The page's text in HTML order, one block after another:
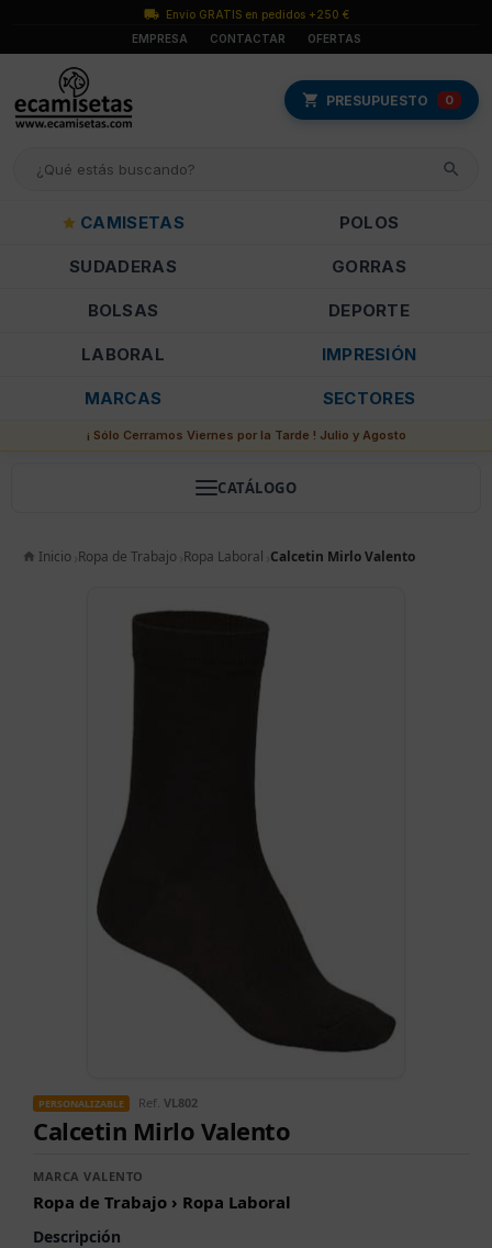
Envío GRATIS en pedidos +250 €
EMPRESA
CONTACTAR OFERTAS
PRESUPUESTO 0
CAMISETAS POLOS
SUDADERAS GORRAS
BOLSAS DEPORTE
LABORAL IMPRESIÓN
MARCAS SECTORES
¡ Sólo Cerramos Viernes por la Tarde ! Julio y Agosto
CATÁLOGO
Inicio Ropa de Trabajo Ropa Laboral Calcetin Mirlo Valento
PERSONALIZABLE Ref. VL802
Calcetin Mirlo Valento
MARCA VALENTO
Ropa de Trabajo › Ropa Laboral
Descripción